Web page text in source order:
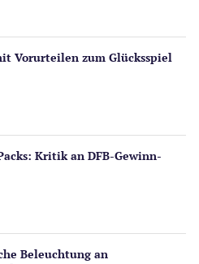
Vorurteilen zum Glücksspiel
Kritik an DFB-Gewinn­
Beleuch­tung an